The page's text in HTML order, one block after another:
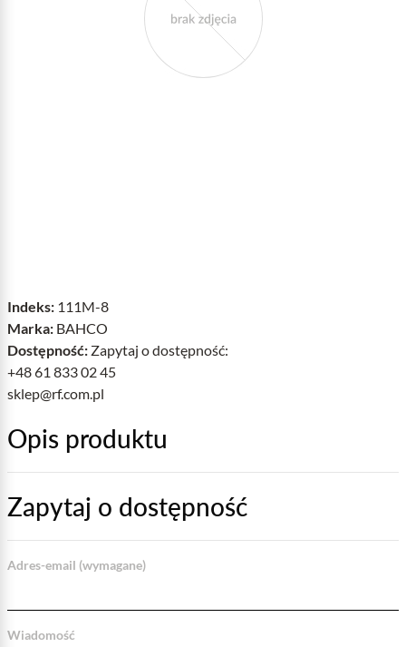
Indeks: 111M-8
Marka: BAHCO
Dostępność: Zapytaj o dostępność:
+48 61 833 02 45
sklep@rf.com.pl
Opis produktu
Zapytaj o dostępność
Adres-email (wymagane)
Wiadomość